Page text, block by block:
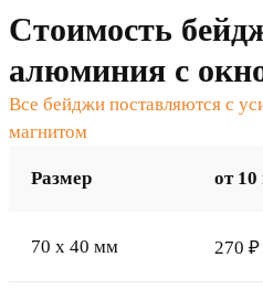
Стоимость
алюминия с
Все бейджи поставляются с
магнитом
Размер от
70 x 40 мм 270 ₽